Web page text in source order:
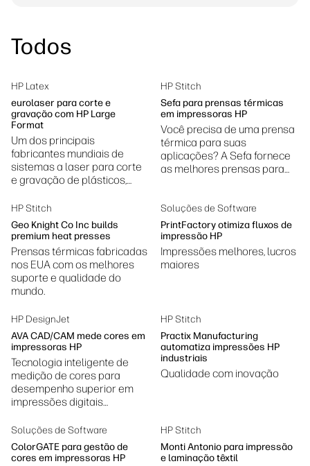
Sustentabilidade
Todos
HP Latex
eurolaser para corte e
gravação com HP Large
Format
Um dos principais
fabricantes mundiais de
sistemas a laser para corte
e gravação de plásticos,
materiais.
HP Stitch
Sefa para prensas térmicas
em impressoras HP
Você precisa de uma prensa
térmica para suas
aplicações? A Sefa fornece
as melhores prensas para
HP Stitch
Geo Knight Co Inc builds
premium heat presses
Prensas térmicas fabricadas
nos EUA com os melhores
suporte e qualidade do
mundo.
Soluções de Software
PrintFactory otimiza fluxos de
impressão HP
Impressões melhores, lucros
maiores
HP DesignJet
AVA CAD/CAM mede cores em
impressoras HP
Tecnologia inteligente de
medição de cores para
desempenho superior em
impressões digitais
HP Stitch
Practix Manufacturing
automatiza impressões HP
industriais
Qualidade com inovação
Soluções de Software
ColorGATE para gestão de
cores em impressoras HP
HP Stitch
Monti Antonio para impressão
e laminação têxtil